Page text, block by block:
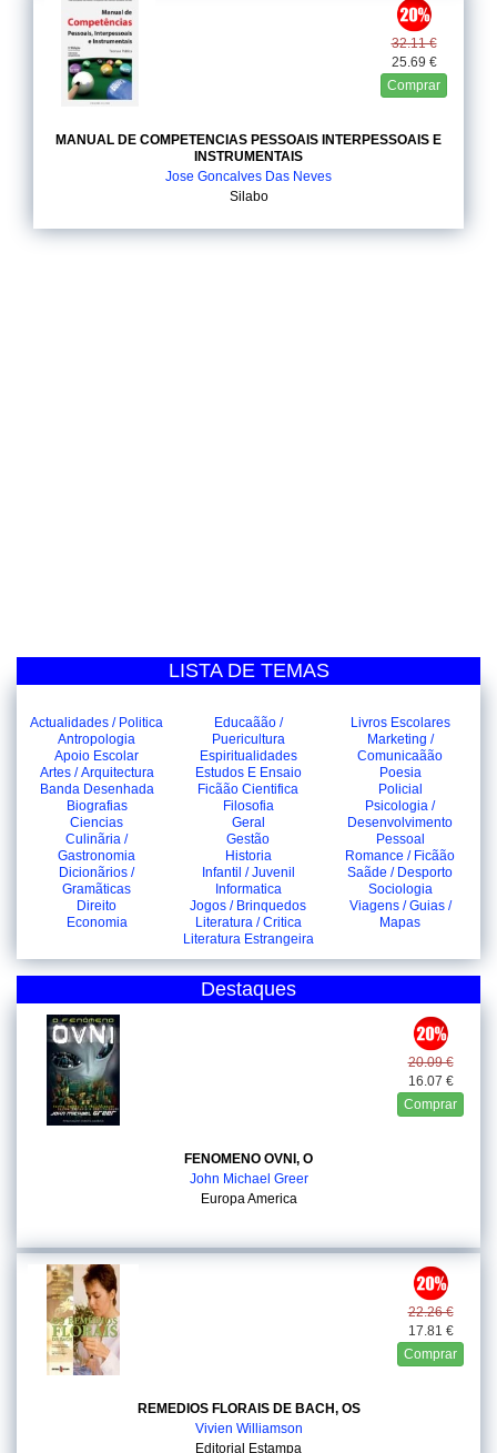
32.11 €
25.69 €
Comprar
MANUAL DE COMPETENCIAS PESSOAIS INTERPESSOAIS E
INSTRUMENTAIS
Jose Goncalves Das Neves
Silabo
LISTA DE TEMAS
Actualidades / Politica
Antropologia
Apoio Escolar
Artes / Arquitectura
Banda Desenhada
Biografias
Ciencias
Culinãria /
Gastronomia
Dicionãrios /
Gramãticas
Direito
Economia
Educaãão /
Puericultura
Espiritualidades
Estudos E Ensaio
Ficãão Cientifica
Filosofia
Geral
Gestão
Historia
Infantil / Juvenil
Informatica
Jogos / Brinquedos
Literatura / Critica
Literatura Estrangeira
Livros Escolares
Marketing /
Comunicaãão
Poesia
Policial
Psicologia /
Desenvolvimento
Pessoal
Romance / Ficãão
Saãde / Desporto
Sociologia
Viagens / Guias /
Mapas
Destaques
20.09 €
16.07 €
Comprar
FENOMENO OVNI, O
John Michael Greer
Europa America
22.26 €
17.81 €
Comprar
REMEDIOS FLORAIS DE BACH, OS
Vivien Williamson
Editorial Estampa